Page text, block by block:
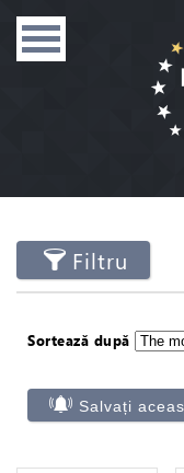
Filtru
Sortează după
Salvați